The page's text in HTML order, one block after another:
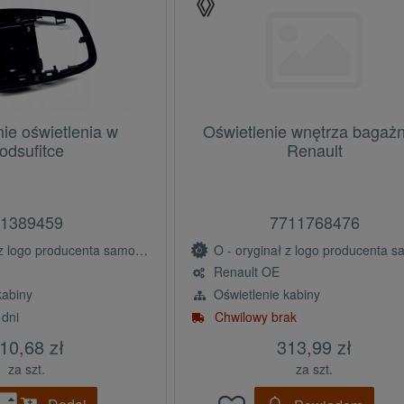
oświetlenia w
producenta samochodu (OE)
zł
za szt.
Oświetlenie wnętrza
Renault
7711768476
O - oryginał z logo producenta samochodu
Renault OE
Oświetlenie kabiny
Chwilowy brak
313,99 zł
za szt.